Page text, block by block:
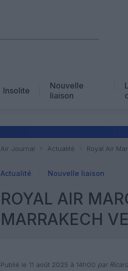
Insolite
Nouvelle
liaison
Air Journal Actualité Royal Air
Actualité Nouvelle liaison
ROYAL AIR
MARRAKECH
Publié le 11 août 2025 à 14h00 par